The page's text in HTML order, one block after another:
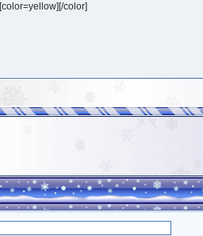
[color=yellow][/color]